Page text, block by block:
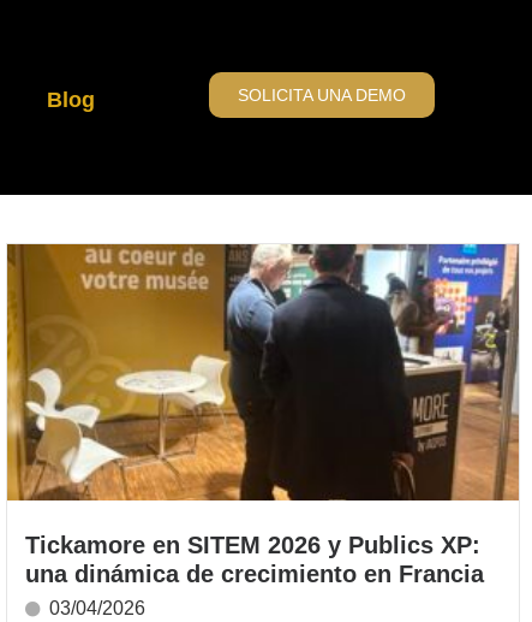
Blog SOLICITA UNA DEMO
Tickamore en SITEM 2026 y Publics XP:
una dinámica de crecimiento en Francia
03/04/2026